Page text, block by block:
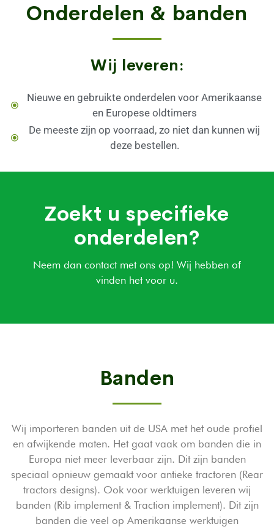
Onderdelen & banden
Wij leveren:
Nieuwe en gebruikte onderdelen voor Amerikaanse
en Europese oldtimers
De meeste zijn op voorraad, zo niet dan kunnen wij
deze bestellen.
Zoekt u specifieke
onderdelen?
Neem dan contact met ons op! Wij hebben of
vinden het voor u.
Banden
Wij importeren banden uit de USA met het oude profiel
en afwijkende maten. Het gaat vaak om banden die in
Europa niet meer leverbaar zijn. Dit zijn banden
speciaal opnieuw gemaakt voor antieke tractoren (Rear
tractors designs). Ook voor werktuigen leveren wij
banden (Rib implement & Traction implement). Dit zijn
banden die veel op Amerikaanse werktuigen